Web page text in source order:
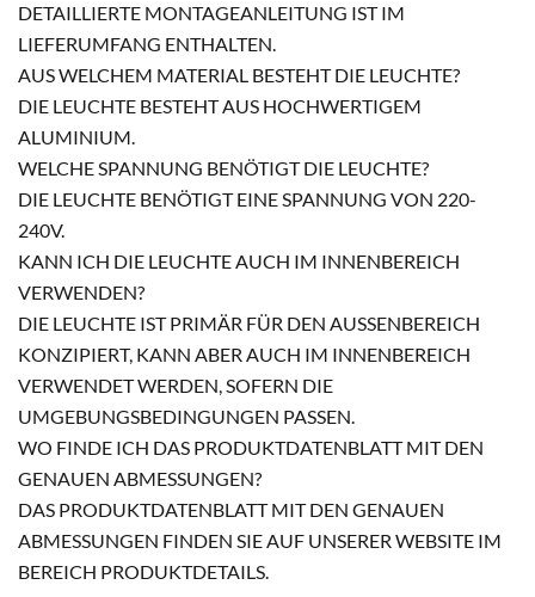
DETAILLIERTE MONTAGEANLEITUNG IST IM
LIEFERUMFANG ENTHALTEN.
AUS WELCHEM MATERIAL BESTEHT DIE LEUCHTE?
DIE LEUCHTE BESTEHT AUS HOCHWERTIGEM
ALUMINIUM.
WELCHE SPANNUNG BENÖTIGT DIE LEUCHTE?
DIE LEUCHTE BENÖTIGT EINE SPANNUNG VON 220-
240V.
KANN ICH DIE LEUCHTE AUCH IM INNENBEREICH
VERWENDEN?
DIE LEUCHTE IST PRIMÄR FÜR DEN AUSSENBEREICH K
ONZIPIERT, KANN ABER AUCH IM INNENBEREICH V
ERWENDET WERDEN, SOFERN DIE U
MGEBUNGSBEDINGUNGEN PASSEN.
WO FINDE ICH DAS PRODUKTDATENBLATT MIT DEN
GENAUEN ABMESSUNGEN?
DAS PRODUKTDATENBLATT MIT DEN GENAUEN
ABMESSUNGEN FINDEN SIE AUF UNSERER WEBSITE IM
BEREICH PRODUKTDETAILS.